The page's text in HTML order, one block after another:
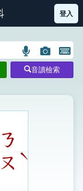
部首索引表圖示
登入
語
言
搜
示
圖
片
搜
開
鍵
圖
音讀檢索
ㄋ
ㄡˋ